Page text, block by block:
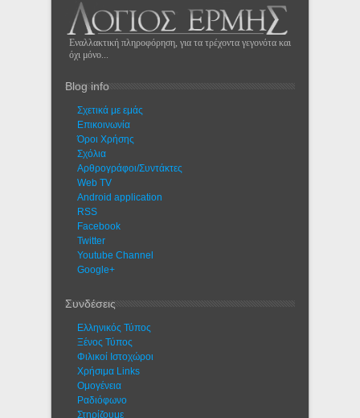
Εναλλακτική πληροφόρηση, για τα τρέχοντα γεγονότα και
όχι μόνο...
Blog info
Σχετικά με εμάς
Eπικοινωνία
Όροι Χρήσης
Σχόλια
Αρθρογράφοι/Συντάκτες
Web TV
Android application
RSS
Facebook
Twitter
Youtube Channel
Google+
Συνδέσεις
Ελληνικός Τύπος
Ξένος Τύπος
Φιλικοί Ιστοχώροι
Χρήσιμα Links
Ομογένεια
Ραδιόφωνο
Στηρίζουμε